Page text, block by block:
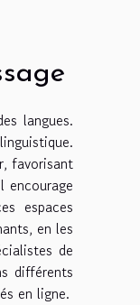
langues.
favorisant
encourage
espaces
en les
de
différents
en ligne.